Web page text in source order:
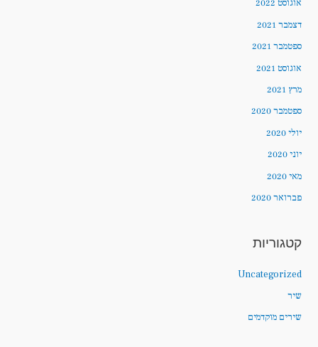
אוגוסט 2022
דצמבר 2021
ספטמבר 2021
אוגוסט 2021
מרץ 2021
ספטמבר 2020
יולי 2020
יוני 2020
מאי 2020
פברואר 2020
קטגוריות
Uncategorized
שיר
שירים מוקדמים